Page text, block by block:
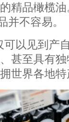
精品橄榄
并不容易。
以见到产
甚至具有
世界各地